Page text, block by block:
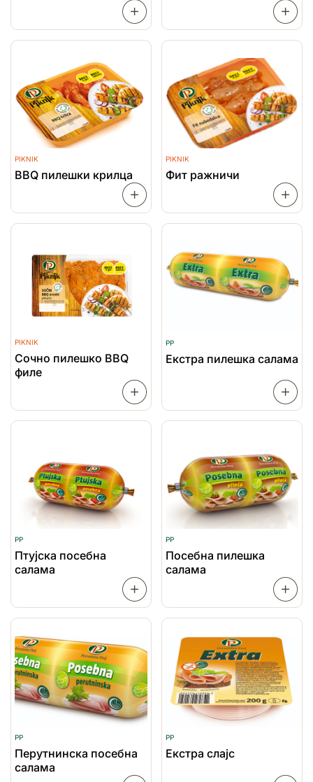
ПОВЕЌЕ
PIKNIK
BBQ пилешки крилца
ПОВЕЌЕ
PIKNIK
Фит ражничи
PIKNIK
Сочно пилешко BBQ
филе
ПОВЕЌЕ
PP
Екстра пилешка салама
PP
Птујска посебна
салама
ПОВЕЌЕ
PP
Посебна пилешка
салама
PP
Перутнинска посебна
салама
PP
Екстра слајс